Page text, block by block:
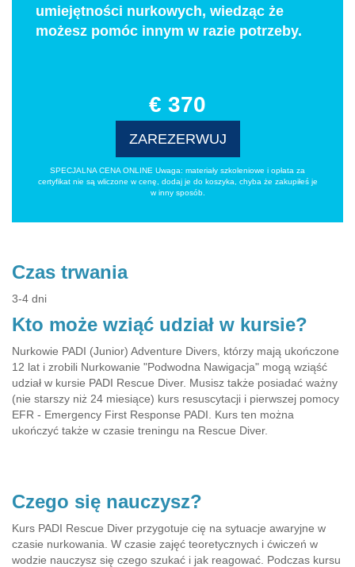
umiejętności nurkowych, wiedząc że
możesz pomóc innym w razie potrzeby.
€ 370
ZAREZERWUJ
SPECJALNA CENA ONLINE Uwaga: materiały szkoleniowe i opłata za
certyfikat nie są wliczone w cenę, dodaj je do koszyka, chyba że zakupiłeś je
w inny sposób.
Czas trwania
3-4 dni
Kto może wziąć udział w kursie?
Nurkowie PADI (Junior) Adventure Divers, którzy mają ukończone
12 lat i zrobili Nurkowanie "Podwodna Nawigacja" mogą wziąść
udział w kursie PADI Rescue Diver. Musisz także posiadać ważny
(nie starszy niż 24 miesiące) kurs resuscytacji i pierwszej pomocy
EFR - Emergency First Response PADI. Kurs ten można
ukończyć także w czasie treningu na Rescue Diver.
Czego się nauczysz?
Kurs PADI Rescue Diver przygotuje cię na sytuacje awaryjne w
czasie nurkowania. W czasie zajęć teoretycznych i ćwiczeń w
wodzie nauczysz się czego szukać i jak reagować. Podczas kursu